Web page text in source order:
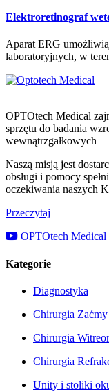
Elektroretinograf
Aparat ERG
laboratoryjnych, w
OPTOtech Medical
sprzętu do badania
wewnątrzgałkowych
Naszą misją jest
obsługi i pomocy
oczekiwania naszych
Przeczytaj
OPTOtech Medical
Kategorie
Diagnostyka
Chirurgia Zaćmy
Chirurgia
Chirurgia
Unity i stoliki